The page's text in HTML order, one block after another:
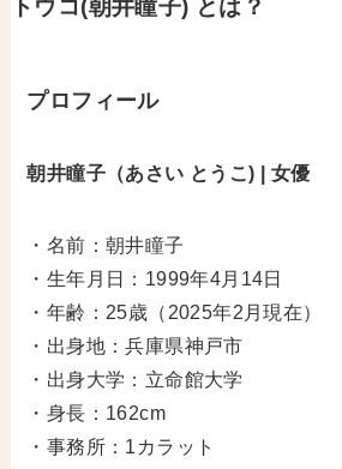
トウコ(朝井瞳子) とは？
プロフィール
朝井瞳子（あさい とうこ) | 女優
・名前：朝井瞳子
・生年月日：1999年4月14日
・年齢：25歳（2025年2月現在）
・出身地：兵庫県神戸市
・出身大学：立命館大学
・身長：162cm
・事務所：1カラット